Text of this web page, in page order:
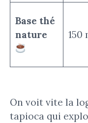
Base thé
nature
150
On voit vite la
tapioca qui